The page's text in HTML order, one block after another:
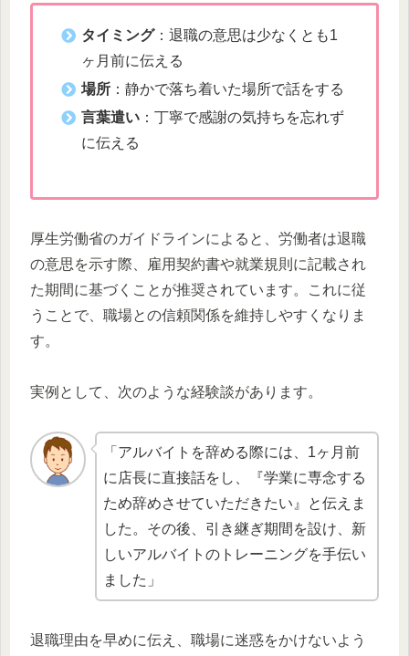
タイミング：退職の意思は少なくとも1
ヶ月前に伝える
場所 ：静かで落ち着いた場所で話をする
言葉遣い ：丁寧で感謝の気持ちを忘れず
に伝える
厚生労働省のガイドラインによると、労働者は退職
の意思を示す際、雇用契約書や就業規則に記載され
た期間に基づくことが推奨されています。これに従
うことで、職場との信頼関係を維持しやすくなりま
す。
実例として、次のような経験談があります。
「アルバイトを辞める際には、1ヶ月前
に店長に直接話をし、『学業に専念する
ため辞めさせていただきたい』と伝えま
した。その後、引き継ぎ期間を設け、新
しいアルバイトのトレーニングを手伝い
ました」
退職理由を早めに伝え、職場に迷惑をかけないよう